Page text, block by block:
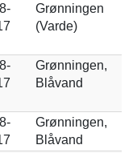
Grønningen
(Varde)
Grønningen,
Blåvand
Grønningen,
Blåvand